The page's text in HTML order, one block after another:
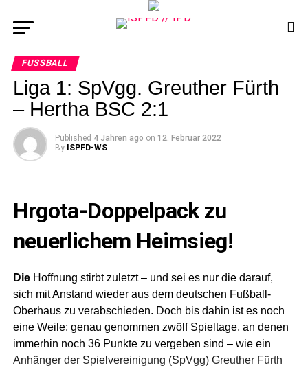
FUSSBALL
Liga 1: SpVgg. Greuther Fürth
– Hertha BSC 2:1
Published 4 Jahren ago on 12. Februar 2022
By ISPFD-WS
Hrgota-Doppelpack zu
neuerlichem Heimsieg!
DieHoffnung stirbt zuletzt – und sei es nur die darauf,
sich mit Anstand wieder aus dem deutschen Fußball-
Oberhaus zu verabschieden. Doch bis dahin ist es noch
eine Weile; genau genommen zwölf Spieltage, an denen
immerhin noch 36 Punkte zu vergeben sind – wie ein
Anhänger der Spielvereinigung (SpVgg) Greuther Fürth